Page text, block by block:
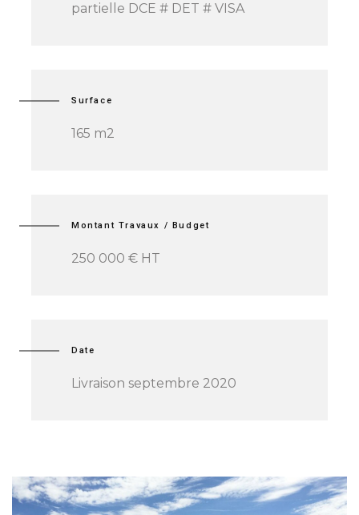
partielle DCE # DET # VISA
Surface
165 m2
Montant Travaux / Budget
250 000 € HT
Date
Livraison septembre 2020